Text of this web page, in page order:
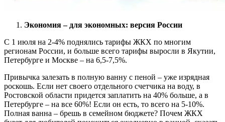
Экономия – для экономных: версия России
С 1 июля на 2-4% поднялись тарифы ЖКХ по многим
регионам России, и больше всего тарифы выросли в Якутии,
Петербурге и Москве – на 6,5-7,5%.
Привычка залезать в полную ванну с пеной – уже изрядная
роскошь. Если нет своего отдельного счетчика на воду, в
Ростовской области придется заплатить на 40% больше, а в
Петербурге – на все 60%! Если он есть, то всего на 5-10%.
Полная ванна – брешь в семейном бюджете? Почем ЖКХ